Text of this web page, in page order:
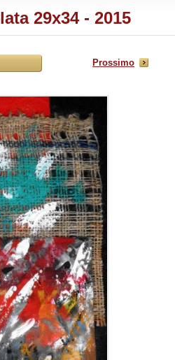
29x34 - 2015
Prossimo